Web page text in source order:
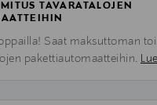
TAVARATALOJEN
Saat maksuttoman
pakettiautomaatteihin.